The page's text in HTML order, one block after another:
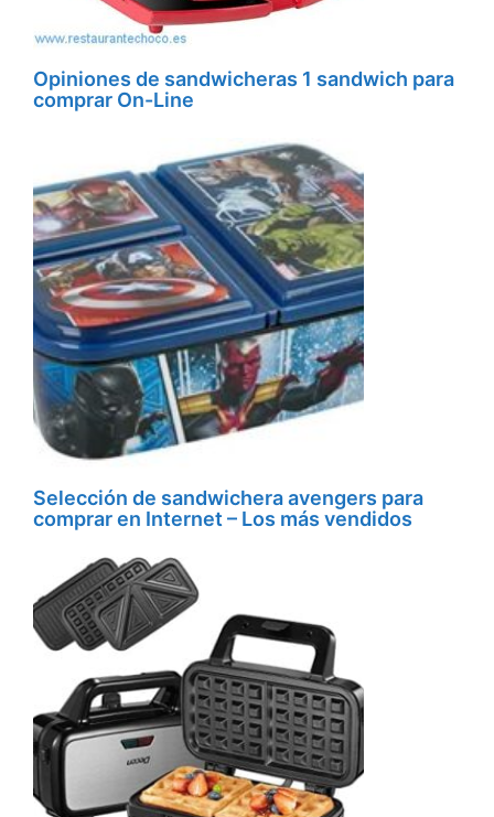
Opiniones de sandwicheras 1 sandwich para
comprar On-Line
Selección de sandwichera avengers para
comprar en Internet – Los más vendidos